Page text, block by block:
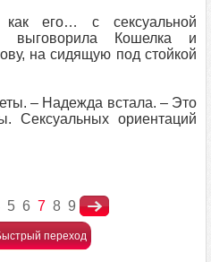
его… с сексуальной
выговорила Кошелка и
на сидящую под стойкой
– Надежда встала. – Это
Сексуальных ориентаций
5 6 7 8 9
переход